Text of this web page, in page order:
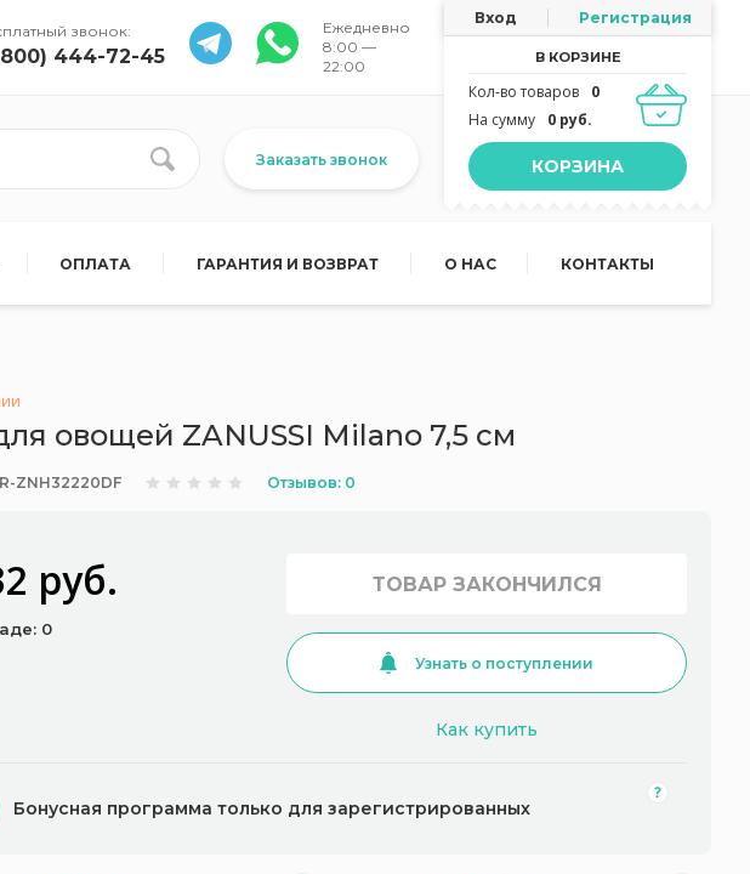
звонок:
444-72-45
Ежедневно
8:00 —
22:00
Вход Регистрация
В КОРЗИНЕ
Кол-во товаров
0
На сумму
0 руб.
КОРЗИНА
Заказать звонок
ОПЛАТА ГАРАНТИЯ И ВОЗВРАТ О НАС КОНТАКТЫ
овощей ZANUSSI Milano 7,5 см
ZNH32220DF Отзывов: 0
руб.
0
ТОВАР ЗАКОНЧИЛСЯ
Узнать о поступлении
Как купить
Бонусная программа только для зарегистрированных